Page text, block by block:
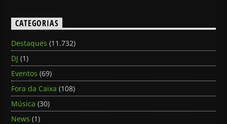
CATEGORIAS
Destaques (11.732)
DJ (1)
Eventos (69)
Fora da Caixa (108)
Música (30)
News (1)